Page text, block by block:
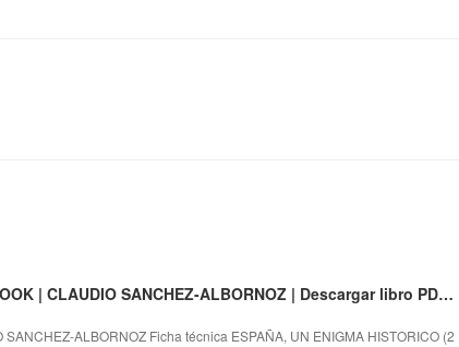
ESPAÑA, UN ENIGMA HISTORICO (2 VOLS.) EBOOK | CLAUDIO SANCHEZ-ALBORNOZ | Descargar libro PDF EPUB
ALBORNOZ Ficha técnica ESPAÑA, UN ENIGMA HISTORICO (2